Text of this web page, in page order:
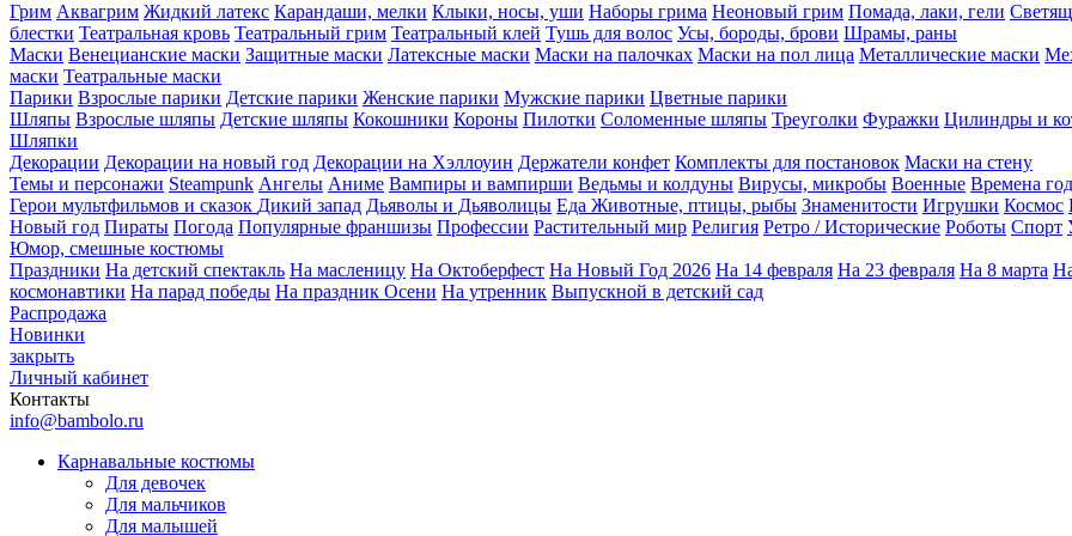
Грим Аквагрим Жидкий латекс Карандаши, мелки Клыки, носы, уши Наборы грима Неоновый грим Помада, лаки, гели
блестки Театральная кровь Театральный грим Театральный клей Тушь для волос Усы, бороды, брови Шрамы, раны
Маски Венецианские маски Защитные маски Латексные маски Маски на палочках Маски на пол лица Металлические маски
маски Театральные маски
Парики Взрослые парики Детские парики Женские парики Мужские парики Цветные парики
Шляпы Взрослые шляпы Детские шляпы Кокошники Короны Пилотки Соломенные шляпы Треуголки Фуражки Цилиндры и
Шляпки
Декорации Декорации на новый год Декорации на Хэллоуин Держатели конфет Комплекты для постановок Маски на стену
Темы и персонажи Steampunk Ангелы Аниме Вампиры и вампирши Ведьмы и колдуны Вирусы, микробы Военные Времена
Герои мультфильмов и сказок Дикий запад Дьяволы и Дьяволицы Еда Животные, птицы, рыбы Знаменитости Игрушки Космос
Новый год Пираты Погода Популярные франшизы Профессии Растительный мир Религия Ретро / Исторические Роботы Спорт
Юмор, смешные костюмы
Праздники На детский спектакль На масленицу На Октоберфест На Новый Год 2026 На 14 февраля На 23 февраля На 8 марта
космонавтики На парад победы На праздник Осени На утренник Выпускной в детский сад
Распродажа
Новинки
закрыть
Личный кабинет
Контакты
info@bambolo.ru
Карнавальные костюмы
Для девочек
Для мальчиков
Для малышей